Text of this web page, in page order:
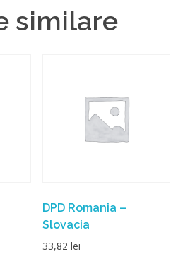
similare
DPD Romania –
Slovacia
33,82 lei